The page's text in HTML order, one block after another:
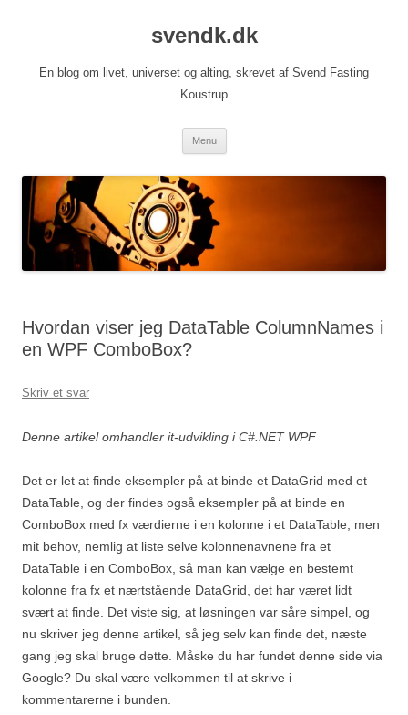
svendk.dk
En blog om livet, universet og alting, skrevet af Svend Fasting
Koustrup
Menu
Hvordan viser jeg DataTable ColumnNames i
en WPF ComboBox?
Skriv et svar
Denne artikel omhandler it-udvikling i C#.NET WPF
Det er let at finde eksempler på at binde et DataGrid med et
DataTable, og der findes også eksempler på at binde en
ComboBox med fx værdierne i en kolonne i et DataTable, men
mit behov, nemlig at liste selve kolonnenavnene fra et
DataTable i en ComboBox, så man kan vælge en bestemt
kolonne fra fx et nærtstående DataGrid, det har været lidt
svært at finde. Det viste sig, at løsningen var såre simpel, og
nu skriver jeg denne artikel, så jeg selv kan finde det, næste
gang jeg skal bruge dette. Måske du har fundet denne side via
Google? Du skal være velkommen til at skrive i
kommentarerne i bunden.